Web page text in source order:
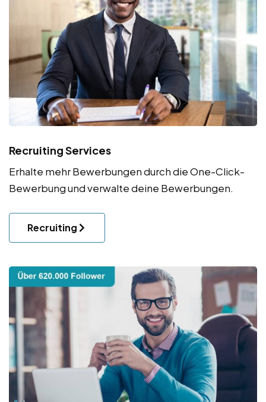
Recruiting Services
Erhalte mehr Bewerbungen durch die One-Click-
Bewerbung und verwalte deine Bewerbungen.
Recruiting